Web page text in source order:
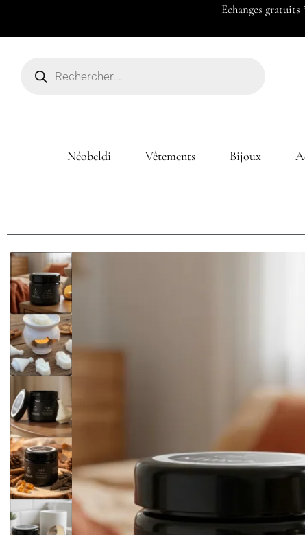
Payez en 2x ou 3x à partir de
Néobeldi Vêtements Bijoux